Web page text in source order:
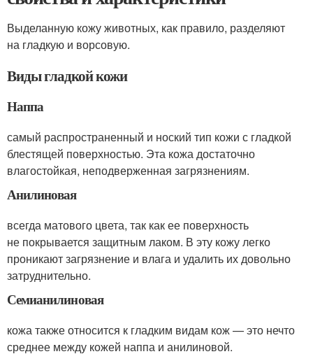
Выделанную кожу животных, как правило, разделяют
на гладкую и ворсовую.
Виды гладкой кожи
Наппа
самый распространенный и ноский тип кожи с гладкой
блестящей поверхностью. Эта кожа достаточно
влагостойкая, неподверженная загрязнениям.
Анилиновая
всегда матового цвета, так как ее поверхность
не покрывается защитным лаком. В эту кожу легко
проникают загрязнение и влага и удалить их довольно
затруднительно.
Семианилиновая
кожа также относится к гладким видам кож — это нечто
среднее между кожей наппа и анилиновой.